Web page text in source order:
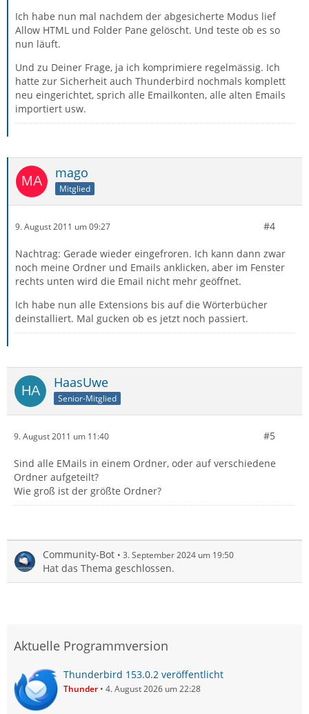
Ich habe nun mal nachdem der abgesicherte Modus lief
Allow HTML und Folder Pane gelöscht. Und teste ob es so
nun läuft.
Und zu Deiner Frage, ja ich komprimiere regelmässig. Ich
hatte zur Sicherheit auch Thunderbird nochmals komplett
neu eingerichtet, sprich alle Emailkonten, alle alten Emails
importiert usw.
mago
Mitglied
9. August 2011 um 09:27 #4
Nachtrag: Gerade wieder eingefroren. Ich kann dann zwar
noch meine Ordner und Emails anklicken, aber im Fenster
rechts unten wird die Email nicht mehr geöffnet.
Ich habe nun alle Extensions bis auf die Wörterbücher
deinstalliert. Mal gucken ob es jetzt noch passiert.
HaasUwe
Senior-Mitglied
9. August 2011 um 11:40 #5
Sind alle EMails in einem Ordner, oder auf verschiedene
Ordner aufgeteilt?
Wie groß ist der größte Ordner?
Community-Bot 3. September 2024 um 19:50
Hat das Thema geschlossen.
Aktuelle Programmversion
Thunderbird 153.0.2 veröffentlicht
Thunder 4. August 2026 um 22:28